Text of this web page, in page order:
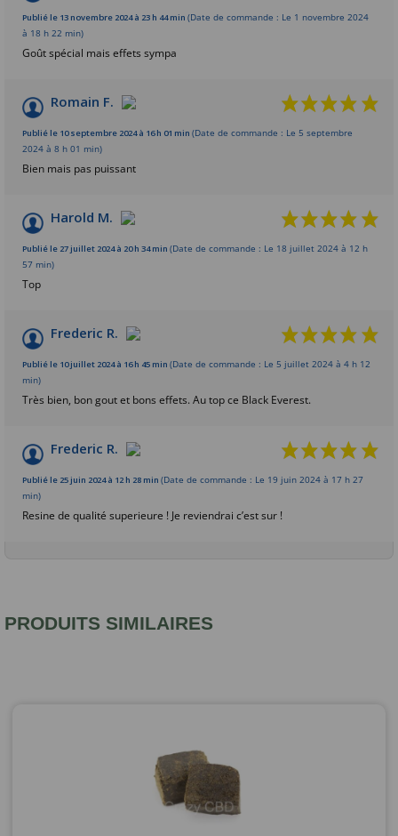
Basé sur 5 avis
Publié le 13 novembre 2024 à 23 h 44 min (Date de commande : Le 1 novembre 2024
à 18 h 22 min)
Goût spécial mais effets sympa
Romain F.
Publié le 10 septembre 2024 à 16 h 01 min (Date de commande : Le 5 septembre
2024 à 8 h 01 min)
Bien mais pas puissant
Harold M.
Publié le 27 juillet 2024 à 20 h 34 min (Date de commande : Le 18 juillet 2024 à 12 h
57 min)
Top
Frederic R.
Publié le 10 juillet 2024 à 16 h 45 min (Date de commande : Le 5 juillet 2024 à 4 h 12
min)
Très bien, bon gout et bons effets. Au top ce Black Everest.
Frederic R.
Publié le 25 juin 2024 à 12 h 28 min (Date de commande : Le 19 juin 2024 à 17 h 27
min)
Resine de qualité superieure ! Je reviendrai c’est sur !
PRODUITS SIMILAIRES